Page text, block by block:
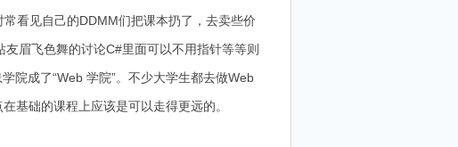
看见自己的DDMM们把课本扔了，去卖些价
眉飞色舞的讨论C#里面可以不用指针等等则
院成了“Web 学院”。不少大学生都去做Web
基础的课程上应该是可以走得更远的。